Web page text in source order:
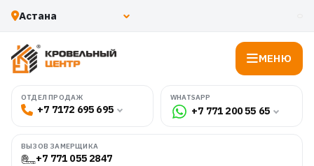
МЕНЮ
ОТДЕЛ ПРОДАЖ
+7 7172 695 695
WHATSAPP
+7 771 200 55 65
ВЫЗОВ ЗАМЕРЩИКА
+7 771 055 2847